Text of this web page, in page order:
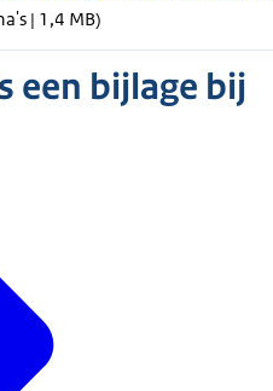
| 1,4 MB)
een bijlage bij